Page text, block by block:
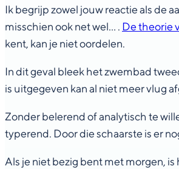
Ik begrijp zowel jouw reactie als de
misschien ook net wel… . De theorie
kent, kan je niet oordelen.
In dit geval bleek het zwembad
is uitgegeven kan al niet meer vlug
Zonder belerend of analytisch te
typerend. Door die schaarste is er
Als je niet bezig bent met morgen,